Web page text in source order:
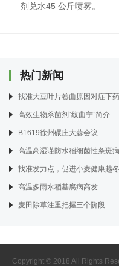
剂兑水45 公斤喷雾。
热门新闻
找准大豆叶片卷曲原因对症下药
高效生物杀菌剂“纹曲宁”简介
B1619徐州碾庄大蒜会议
高温高湿谨防水稻细菌性条斑病
找准发力点，促进小麦健康越冬
高温多雨水稻基腐病高发
麦田除草注重把握三个阶段
Copyright © 2018 All Rights